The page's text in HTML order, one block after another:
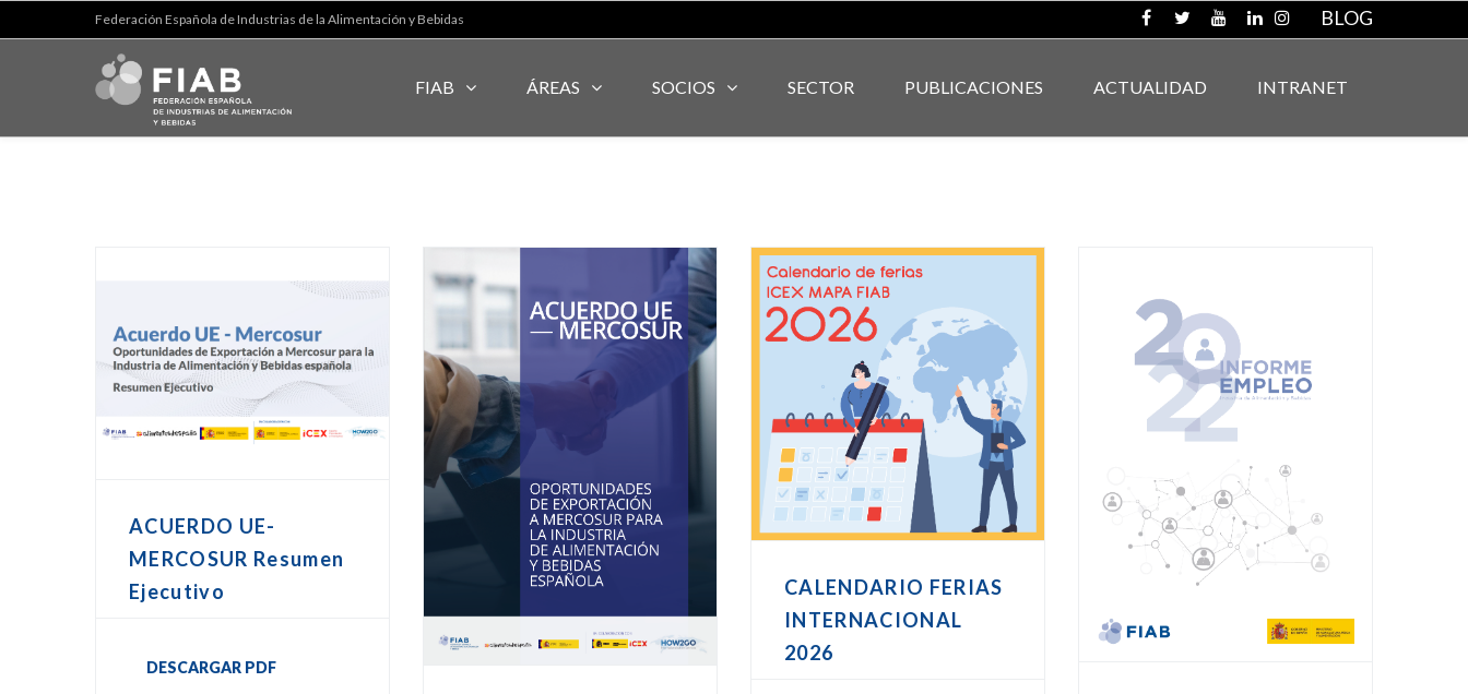
Federación Española de Industrias de la Alimentación y Bebidas BLOG
FIAB ÁREAS SOCIOS SECTOR PUBLICACIONES ACTUALIDAD INTRANET
ACUERDO UE-
MERCOSUR Resumen
Ejecutivo
DESCARGAR PDF
CALENDARIO FERIAS
INTERNACIONAL
2026